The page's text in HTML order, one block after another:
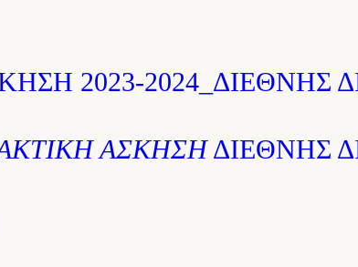
2023-2024_ΔΙΕΘΝΗΣ
ΑΣΚΗΣΗΔΙΕΘΝΗΣ